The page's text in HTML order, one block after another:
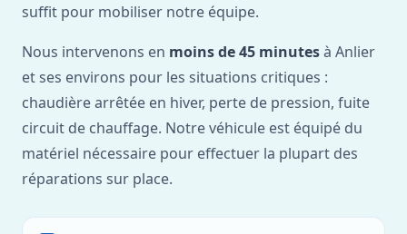
suffit pour mobiliser notre équipe.
Nous intervenons en moins de 45 minutesà Anlier
et ses environs pour les situations critiques :
chaudière arrêtée en hiver, perte de pression, fuite
circuit de chauffage. Notre véhicule est équipé du
matériel nécessaire pour effectuer la plupart des
réparations sur place.